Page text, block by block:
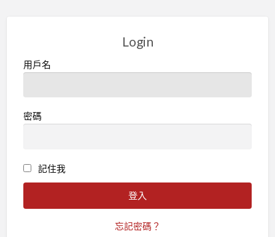
Login
用戶名
密碼
記住我
忘記密碼？